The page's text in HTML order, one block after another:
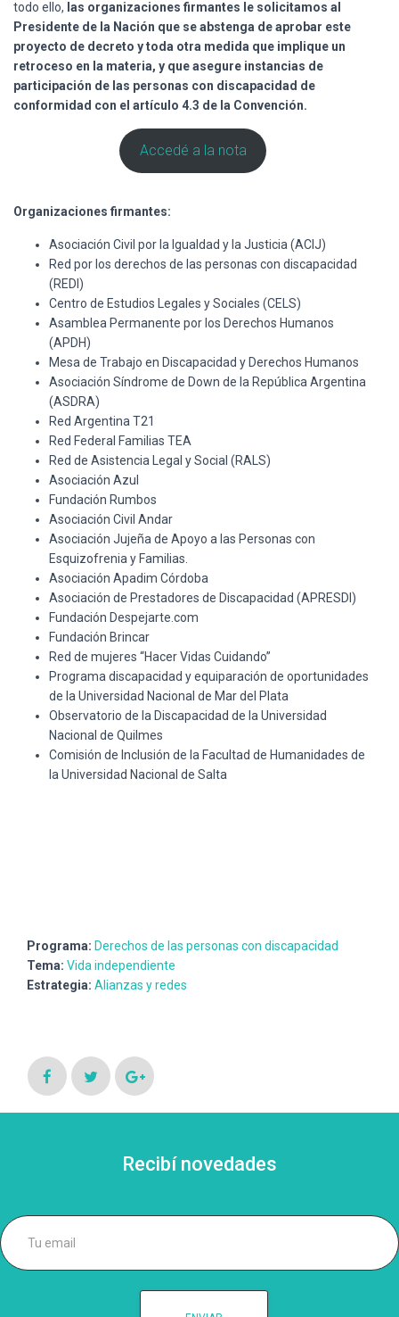
todo ello, las organizaciones firmantes le solicitamos al
Presidente de la Nación que se abstenga de aprobar este
proyecto de decreto y toda otra medida que implique un
retroceso en la materia, y que asegure instancias de
participación de las personas con discapacidad de
conformidad con el artículo 4.3 de la Convención.
Accedé a la nota
Organizaciones firmantes:
Asociación Civil por la Igualdad y la Justicia (ACIJ)
Red por los derechos de las personas con discapacidad
(REDI)
Centro de Estudios Legales y Sociales (CELS)
Asamblea Permanente por los Derechos Humanos
(APDH)
Mesa de Trabajo en Discapacidad y Derechos Humanos
Asociación Síndrome de Down de la República Argentina
(ASDRA)
Red Argentina T21
Red Federal Familias TEA
Red de Asistencia Legal y Social (RALS)
Asociación Azul
Fundación Rumbos
Asociación Civil Andar
Asociación Jujeña de Apoyo a las Personas con
Esquizofrenia y Familias.
Asociación Apadim Córdoba
Asociación de Prestadores de Discapacidad (APRESDI)
Fundación Despejarte.com
Fundación Brincar
Red de mujeres “Hacer Vidas Cuidando”
Programa discapacidad y equiparación de oportunidades
de la Universidad Nacional de Mar del Plata
Observatorio de la Discapacidad de la Universidad
Nacional de Quilmes
Comisión de Inclusión de la Facultad de Humanidades de
la Universidad Nacional de Salta
Programa: Derechos de las personas con discapacidad
Tema: Vida independiente
Estrategia: Alianzas y redes
Recibí novedades